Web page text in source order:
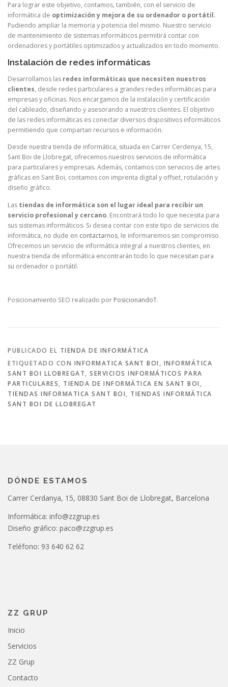
Para lograr este objetivo, contamos, también, con el servicio de
informática de optimización y mejora de su ordenador o portátil.
Pudiendo ampliar la memoria y potencia del mismo. Nuestro servicio
de mantenimiento de sistemas informáticos permitirá contar con
ordenadores y portátiles optimizados y actualizados en todo momento.
Instalación de redes informáticas
Desarrollamos las redes informáticas que necesiten nuestros
clientes, desde redes particulares a grandes redes informáticas para
empresas y oficinas. Nos encargamos de la instalación y certificación
del cableado, diseñando y asesorando a nuestros clientes. El objetivo
de las redes informáticas es conectar diversos dispositivos informáticos
permitiendo que compartan recursos e información.
Desde nuestra tienda de informática, situada en Carrer Cerdenya, 15,
Sant Boi de Llobregat, ofrecemos nuestros servicios de informática
para particulares y empresas. Además, contamos con servicios de artes
gráficas en Sant Boi, contamos con imprenta digital y offset, rotulación y
diseño gráfico.
Las tiendas de informática son el lugar ideal para recibir un
servicio profesional y cercano. Encontrará todo lo que necesita para
sus sistemas informáticos. Si desea contar con este tipo de servicios de
informática, no dude en contactarnos, le informaremos sin compromiso.
Ofrecemos un servicio de informática integral a nuestros clientes, en
nuestra tienda de informática encontrarán todo lo que necesitan para
su ordenador o portátil.
Posicionamiento SEO realizado por PosicionandoT.
PUBLICADO EL TIENDA DE INFORMÁTICA
ETIQUETADO CON INFORMATICA SANT BOI , INFORMÁTICA
SANT BOI LLOBREGAT, SERVICIOS INFORMÁTICOS PARA
PARTICULARES, TIENDA DE INFORMÁTICA EN SANT BOI ,
TIENDAS INFORMATICA SANT BOI, TIENDAS INFORMÁTICA
SANT BOI DE LLOBREGAT
DÓNDE ESTAMOS
Carrer Cerdanya, 15, 08830 Sant Boi de Llobregat, Barcelona
Informática: info@zzgrup.es
Diseño gráfico: paco@zzgrup.es
Teléfono: 93 640 62 62
ZZ GRUP
Inicio
Servicios
ZZ Grup
Contacto